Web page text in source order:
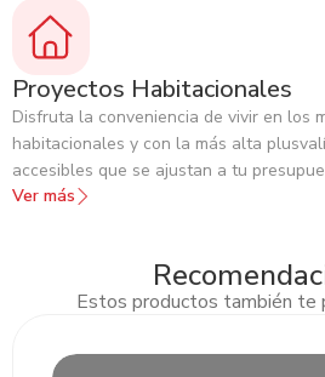
Proyectos Habitacionales
Disfruta la conveniencia de vivir en los
habitacionales y con la más alta
accesibles que se ajustan a tu
Ver más
Estos productos también te